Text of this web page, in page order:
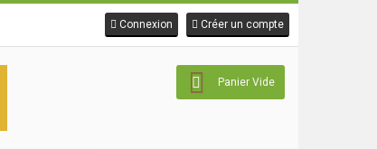
Connexion Créer un compte
Panier Vide